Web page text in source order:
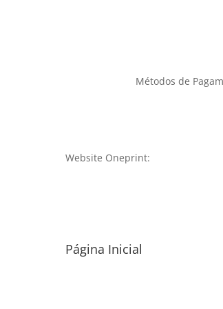
Métodos de
Website Oneprint:
Página Inicial